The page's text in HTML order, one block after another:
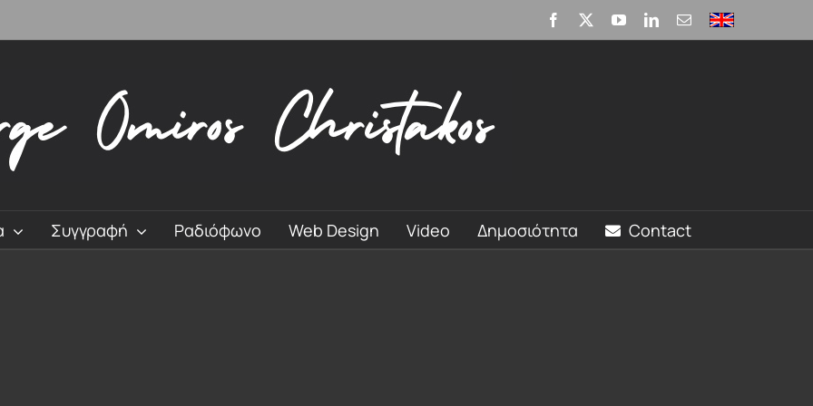
Facebook YouTubeLinkedIn
EmailEnglish
Συγγραφή Ραδιόφωνο Web Design Video Δημοσιότητα Contact